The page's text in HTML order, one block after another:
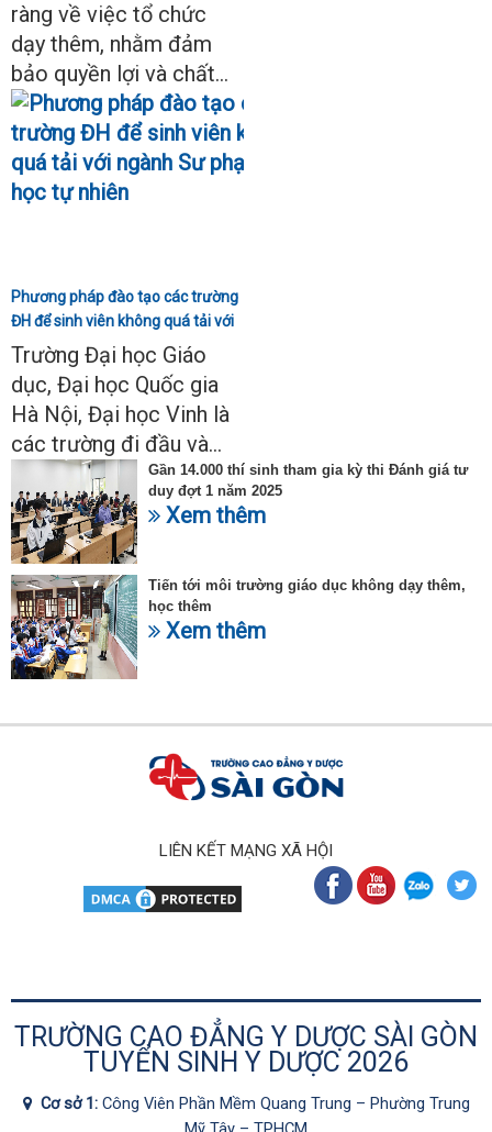
ràng về việc tổ chức
dạy thêm, nhằm đảm
bảo quyền lợi và chất...
Phương pháp đào tạo các trường
ĐH để sinh viên không quá tải với
ngành Sư phạm Khoa học tự
nhiên
Trường Đại học Giáo
dục, Đại học Quốc gia
Hà Nội, Đại học Vinh là
các trường đi đầu và...
Gần 14.000 thí sinh tham gia kỳ thi Đánh giá tư
duy đợt 1 năm 2025
Xem thêm
Tiến tới môi trường giáo dục không dạy thêm,
học thêm
Xem thêm
LIÊN KẾT MẠNG XÃ HỘI
TRƯỜNG CAO ĐẲNG Y DƯỢC SÀI GÒN
TUYỂN SINH Y DƯỢC 2026
Cơ sở 1: Công Viên Phần Mềm Quang Trung – Phường Trung